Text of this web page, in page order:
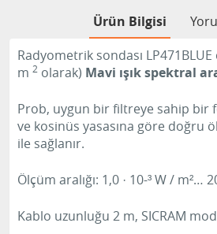
Ürün Bilgisi
Radyometrik sondası LP471BLUE
m 2 olarak) Mavi ışık spektral
Prob, uygun bir filtreye sahip
ve kosinüs yasasına göre doğru
ile sağlanır.
Ölçüm aralığı: 1,0 · 10-³ W / m²…
Kablo uzunluğu 2 m, SICRAM